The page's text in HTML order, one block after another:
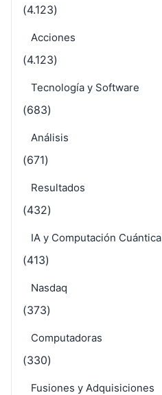
(4.123)
Acciones
(4.123)
Tecnología y Software
(683)
Análisis
(671)
Resultados
(432)
IA y Computación Cuántica
(413)
Nasdaq
(373)
Computadoras
(330)
Fusiones y Adquisiciones